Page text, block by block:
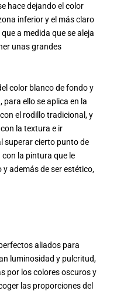
hace dejando el color
inferior y el más claro
a medida que se aleja
unas grandes
color blanco de fondo y
ello se aplica en la
el rodillo tradicional, y
la textura e ir
superar cierto punto de
la pintura que le
además de ser estético,
aliados para
luminosidad y pulcritud,
por los colores oscuros y
las proporciones del